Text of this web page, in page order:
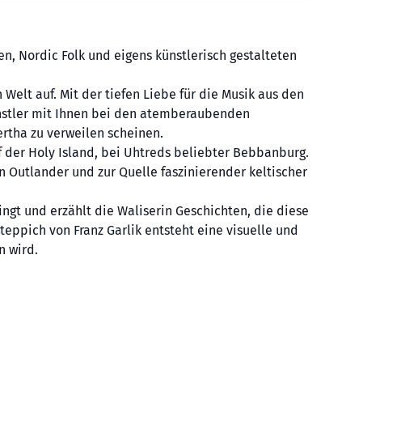
Nordic Folk und eigens künstlerisch gestalteten
Welt auf. Mit der tiefen Liebe für die Musik aus den
mit Ihnen bei den atemberaubenden
zu verweilen scheinen.
Holy Island, bei Uhtreds beliebter Bebbanburg.
Outlander und zur Quelle faszinierender keltischer
und erzählt die Waliserin Geschichten, die diese
von Franz Garlik entsteht eine visuelle und
wird.